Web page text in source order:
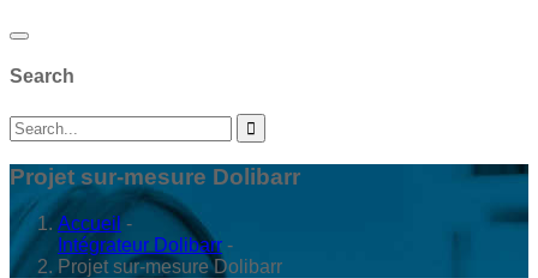
Search
Projet sur-mesure Dolibarr
Accueil -
Intégrateur Dolibarr -
Projet sur-mesure Dolibarr